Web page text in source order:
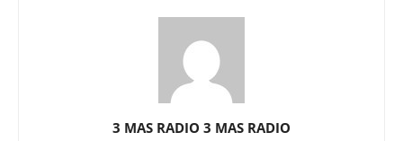
3 MAS RADIO 3 MAS RADIO